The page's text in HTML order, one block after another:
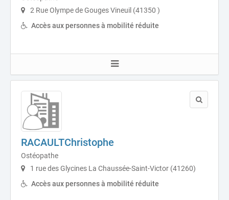
2 Rue Olympe de Gouges Vineuil (41350 )
Accès aux personnes à mobilité réduite
RACAULTChristophe
Ostéopathe
1 rue des Glycines La Chaussée-Saint-Victor (41260)
Accès aux personnes à mobilité réduite